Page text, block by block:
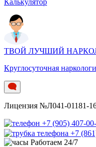
Калькулятор
ТВОЙ ЛУЧШИЙ
Круглосуточная
Лицензия №Л041-01181-
+7 (905) 407-
+7
Работаем 24/7